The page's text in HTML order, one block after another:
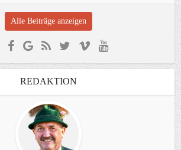
Alle Beiträge anzeigen
REDAKTION